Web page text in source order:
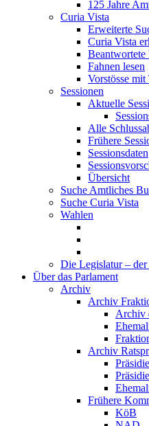
125 Jahre
Curia Vista
Erweiterte
Curia Vista
Beantwortete
Fahnen lesen
Vorstösse
Sessionen
Aktuelle
Alle
Frühere
Sessionsdaten
Übersicht
Suche Amtliches
Suche Curia Vista
Wahlen
Die Legislatur –
Über das Parlament
Archiv
Archiv
Archiv
Archiv
Frühere
KöB